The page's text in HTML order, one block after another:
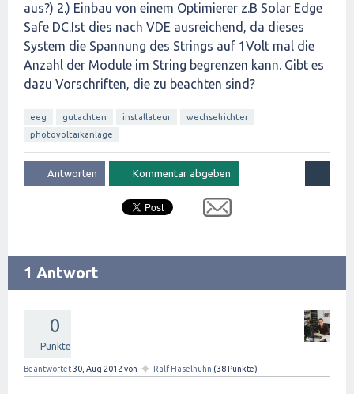
aus?) 2.) Einbau von einem Optimierer z.B Solar Edge
Safe DC.Ist dies nach VDE ausreichend, da dieses
System die Spannung des Strings auf 1Volt mal die
Anzahl der Module im String begrenzen kann. Gibt es
dazu Vorschriften, die zu beachten sind?
eeg gutachten installateur
wechselrichter
photovoltaikanlage
1 Antwort
0
Punkte
Beantwortet 30, Aug 2012 von ✦ Ralf Haselhuhn (38 Punkte)